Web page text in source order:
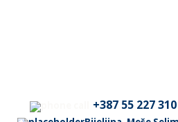
+387 55 227 310